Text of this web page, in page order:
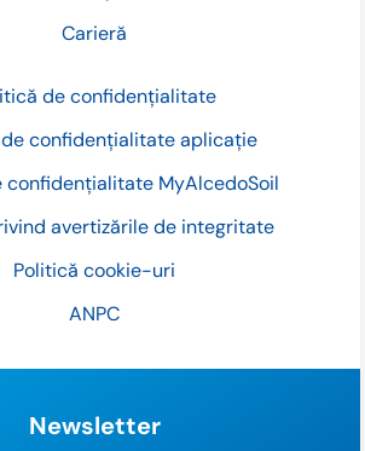
Carieră
de confidențialitate
confidențialitate aplicație
confidențialitate MyAlcedoSoil
avertizările de integritate
Politică cookie-uri
ANPC
Newsletter